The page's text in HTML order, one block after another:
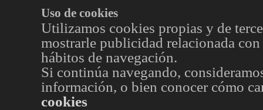
Uso de cookies
Utilizamos cookies propias y de
mostrarle publicidad relacionada
hábitos de navegación.
Si continúa navegando,
información, o bien conocer cómo
cookies